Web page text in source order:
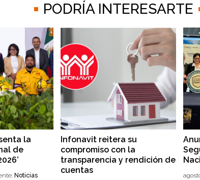
PODRÍA INTERESARTE
la
de
Noticias
Infonavit reitera su
compromiso con la
transparencia y rendición de
cuentas